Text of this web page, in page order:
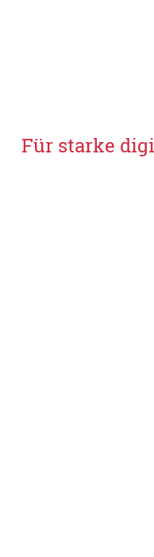
Für starke